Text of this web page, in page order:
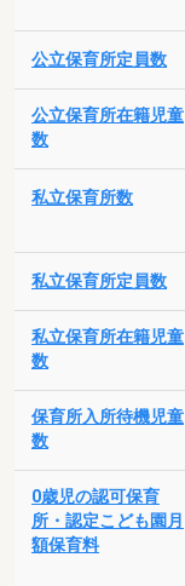
公立保育所定員数
公立保育所在籍児童
数
私立保育所数
私立保育所定員数
私立保育所在籍児童
数
保育所入所待機児童
数
0歳児の認可保育
所・認定こども園月
額保育料